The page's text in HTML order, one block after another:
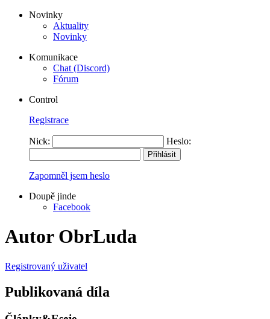
Novinky
Aktuality
Novinky
Komunikace
Chat (Discord)
Fórum
Control
Registrace
Nick: Heslo:
Zapomněl jsem heslo
Doupě jinde
Facebook
Autor ObrLuda
Registrovaný uživatel
Publikovaná díla